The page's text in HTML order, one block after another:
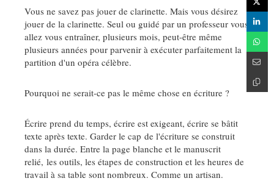
Vous ne savez pas jouer de clarinette. Mais vous désirez
jouer de la clarinette. Seul ou guidé par un professeur vous
allez vous entraîner, plusieurs mois, peut-être même
plusieurs années pour parvenir à exécuter parfaitement la
partition d'un opéra célèbre.
Pourquoi ne serait-ce pas le même chose en écriture ?
Écrire prend du temps, écrire est exigeant, écrire se bâtit
texte après texte. Garder le cap de l'écriture se construit
dans la durée. Entre la page blanche et le manuscrit
relié, les outils, les étapes de construction et les heures de
travail à sa table sont nombreux. Comme un artisan.